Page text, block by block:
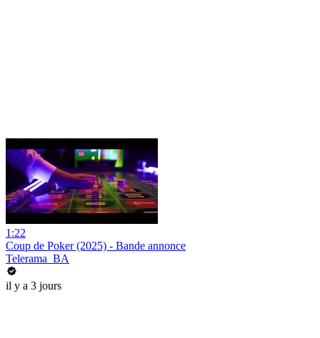
1:22
Coup de Poker (2025) - Bande annonce
Telerama_BA
il y a 3 jours